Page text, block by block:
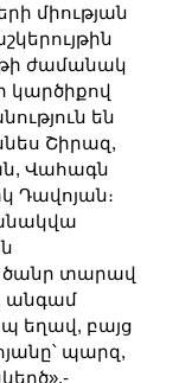
միության
ժամանակ
կարծիքով
են
Շիրազ,
Վահագն
Դավոյան։
ծանր տարավ
անգամ
եղավ, բայց
պարզ,